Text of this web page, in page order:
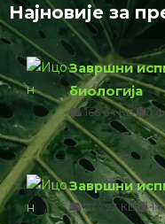
Најновије за
Завршни
биологија
166.64 КБ 1
Завршни
774.23 КБ 1